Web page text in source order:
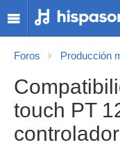
Foros Producción
touch PT